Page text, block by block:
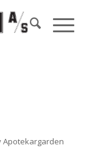
Apotekargarden